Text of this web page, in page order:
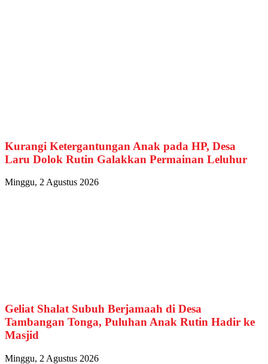
Kurangi Ketergantungan Anak pada HP, Desa
Laru Dolok Rutin Galakkan Permainan Leluhur
Minggu, 2 Agustus 2026
Geliat Shalat Subuh Berjamaah di Desa
Tambangan Tonga, Puluhan Anak Rutin Hadir ke
Masjid
Minggu, 2 Agustus 2026